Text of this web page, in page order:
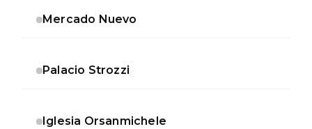
Mercado Nuevo
Palacio Strozzi
Iglesia Orsanmichele